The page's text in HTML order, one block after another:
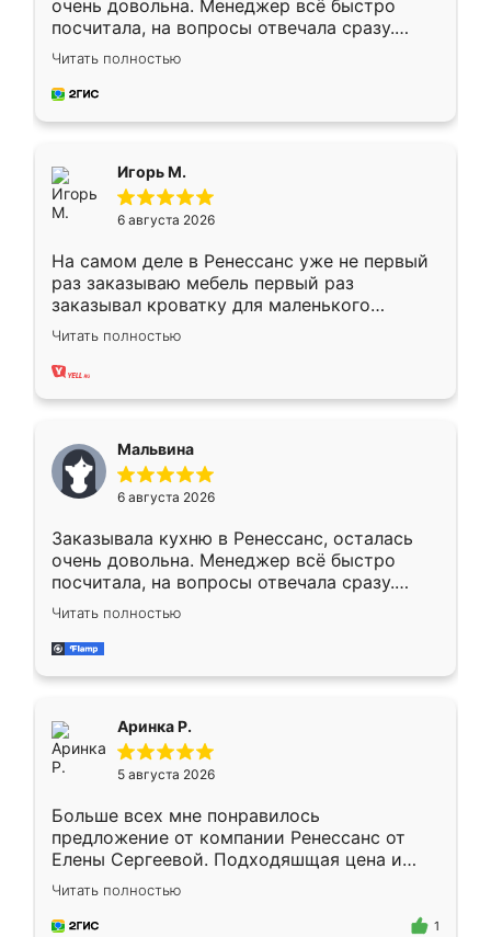
очень довольна. Менеджер всё быстро
посчитала, на вопросы отвечала сразу.
Замерщик приехал в субботу, подошёл к
делу со всей ответственностью. Собрали
за день, ребята работали аккуратно, даже
Читать полностью
Игорь М.
6 августа 2026
На самом деле в Ренессанс уже не первый
раз заказываю мебель первый раз
заказывал кроватку для маленького
ребёнка при его рождении ,во второй раз
заказал шкаф-купе. По качеству очень
хорошее сборка достаточно быстрая,
меньше, здесь же он более разнообразный.
Мне нравится ,если что-то потребуется из
мебели буду заказывать только здесь.
Читать полностью
Мальвина
6 августа 2026
Заказывала кухню в Ренессанс, осталась
очень довольна. Менеджер всё быстро
посчитала, на вопросы отвечала сразу.
Замерщик приехал в субботу, подошёл к
делу со всей ответственностью. Собрали
за день, ребята работали аккуратно, даже
Читать полностью
Аринка Р.
5 августа 2026
Больше всех мне понравилось
предложение от компании Ренессанс от
Елены Сергеевой. Подходяшщая цена и
короткие сроки изготовления. Приехавший
для замера сотрудник Владислав
предложил по моему эскизу самый
Читать полностью
1